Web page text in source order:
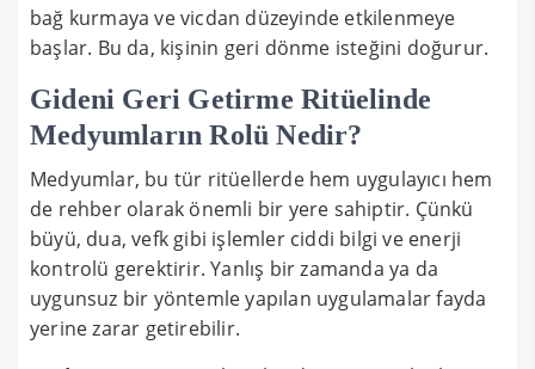
bağ kurmaya ve vicdan düzeyinde etkilenmeye
başlar. Bu da, kişinin geri dönme isteğini doğurur.
Gideni Geri Getirme Ritüelinde
Medyumların Rolü Nedir?
Medyumlar, bu tür ritüellerde hem uygulayıcı hem
de rehber olarak önemli bir yere sahiptir. Çünkü
büyü, dua, vefk gibi işlemler ciddi bilgi ve enerji
kontrolü gerektirir. Yanlış bir zamanda ya da
uygunsuz bir yöntemle yapılan uygulamalar fayda
yerine zarar getirebilir.